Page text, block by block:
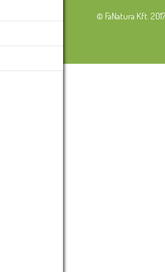
© FaNatura Kft.